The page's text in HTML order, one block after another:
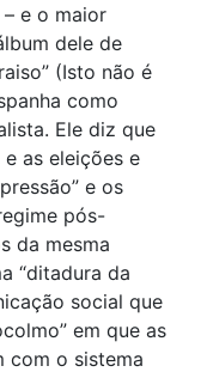
– e o maior
dele de
(Isto não é
como
Ele diz que
as eleições e
e os
pós-
da mesma
“ditadura da
social que
em que as
com o sistema